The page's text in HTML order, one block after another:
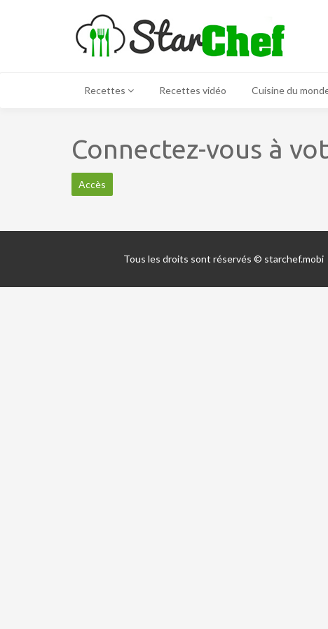
Recettes Recettes vidéo Cuisine du
Connectez-vous à
Accès
Tous les droits sont réservés © starchef.mobi